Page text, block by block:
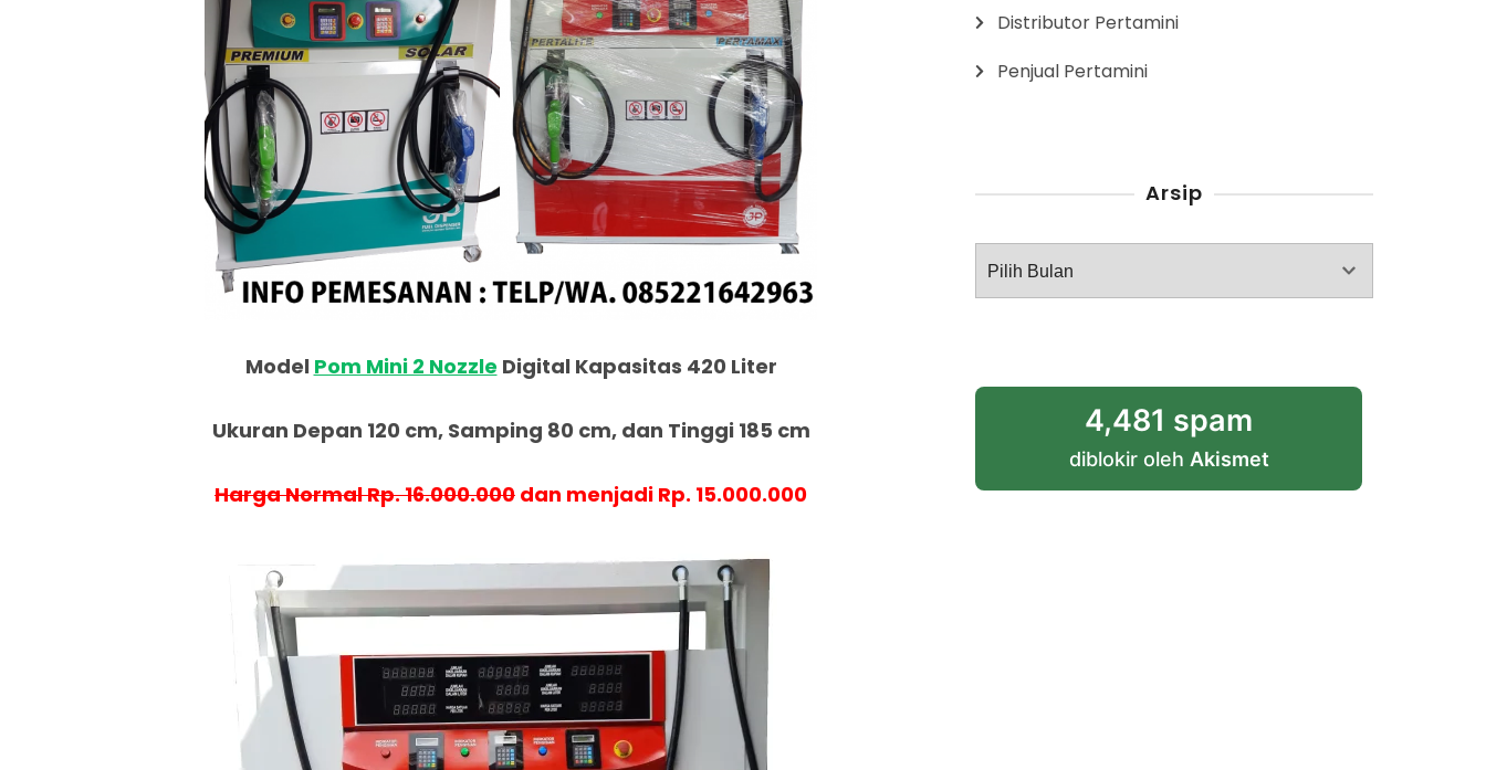
Model Pom Mini 2 Nozzle Digital Kapasitas 420 Liter
Ukuran Depan 120 cm, Samping 80 cm, dan Tinggi 185 cm
Harga Normal Rp. 16.000.000 dan menjadi Rp. 15.000.000
Distributor Pertamini
Penjual Pertamini
Arsip
Arsip
4,481 spam
diblokir oleh Akismet